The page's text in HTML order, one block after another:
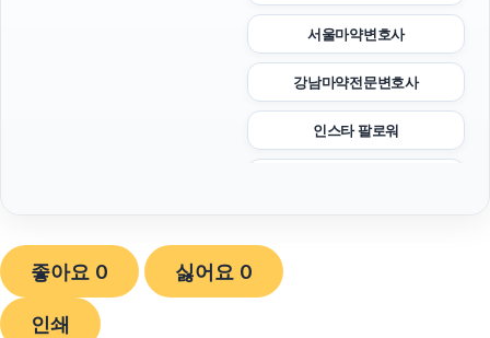
서울마약변호사
강남마약전문변호사
인스타 팔로워
좋아요 0 싫어요 0
인쇄